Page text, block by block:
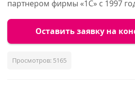
партнером фирмы «1С» с 1997
Оставить заявку на
Просмотров: 5165